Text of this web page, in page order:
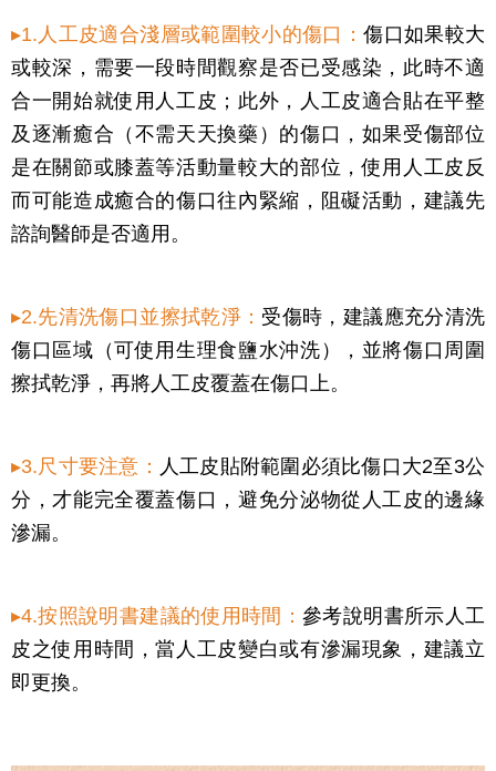
▸1.人工皮適合淺層或範圍較小的傷口：傷口如果較大
或較深，需要一段時間觀察是否已受感染，此時不適
合一開始就使用人工皮；此外，人工皮適合貼在平整
及逐漸癒合（不需天天換藥）的傷口，如果受傷部位
是在關節或膝蓋等活動量較大的部位，使用人工皮反
而可能造成癒合的傷口往內緊縮，阻礙活動，建議先
諮詢醫師是否適用。
▸2.先清洗傷口並擦拭乾淨： 受傷時，建議應充分清洗
傷口區域（可使用生理食鹽水沖洗），並將傷口周圍
擦拭乾淨，再將人工皮覆蓋在傷口上。
▸3.尺寸要注意： 人工皮貼附範圍必須比傷口大2至3公
分，才能完全覆蓋傷口，避免分泌物從人工皮的邊緣
滲漏。
▸4.按照說明書建議的使用時間：參考說明書所示人工
皮之使用時間，當人工皮變白或有滲漏現象，建議立
即更換。